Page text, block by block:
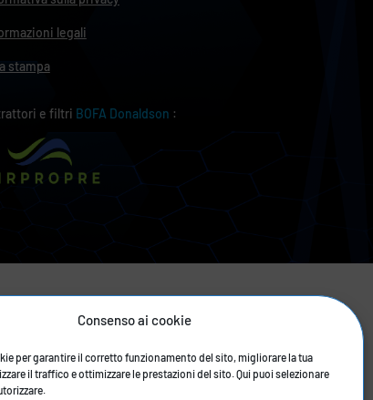
Consenso ai cookie
per garantire il corretto funzionamento del sito, migliorare la tua
il traffico e ottimizzare le prestazioni del sito. Qui puoi selezionare
legali
stampa
e filtri BOFA Donaldson :